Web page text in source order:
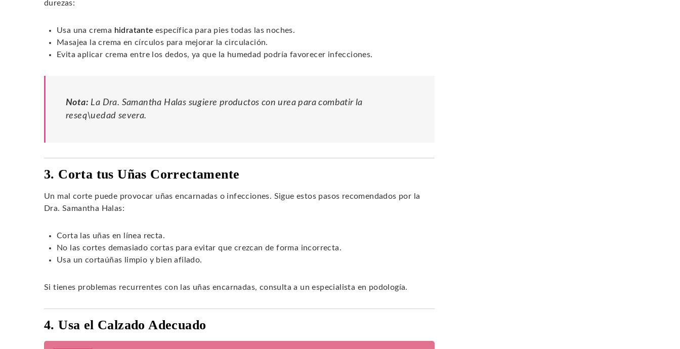
durezas:
Usa una crema hidratante específica para pies todas las noches.
Masajea la crema en círculos para mejorar la circulación.
Evita aplicar crema entre los dedos, ya que la humedad podría favorecer infecciones.
Nota: La Dra. Samantha Halas sugiere productos con urea para combatir la
reseq\uedad severa.
3. Corta tus Uñas Correctamente
Un mal corte puede provocar uñas encarnadas o infecciones. Sigue estos pasos recomendados por la
Dra. Samantha Halas:
Corta las uñas en línea recta.
No las cortes demasiado cortas para evitar que crezcan de forma incorrecta.
Usa un cortaúñas limpio y bien afilado.
Si tienes problemas recurrentes con las uñas encarnadas, consulta a un especialista en podología.
4. Usa el Calzado Adecuado